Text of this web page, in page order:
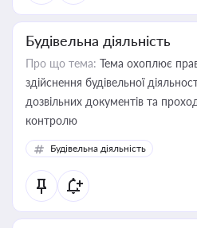
Будівельна діяльність
Про що тема: Тема охоплює
здійснення будівельної
дозвільних документів та
контролю
Будівельна діяльність